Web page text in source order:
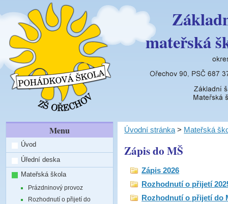
mateřská
Menu
Úvod
Úřední deska
Mateřská škola
Prázdninový provoz
Rozhodnutí o přijetí do
Úvodní stránka > Mateřská
Zápis do MŠ
Zápis 2026
Rozhodnutí o přijetí
Rozhodnutí o přijetí do